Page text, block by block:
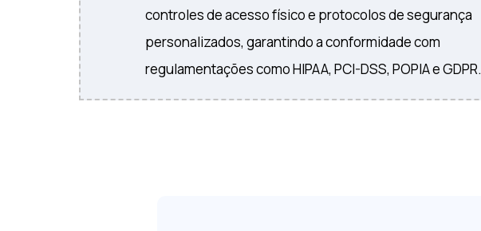
controles de acesso físico e protocolos de segurança
personalizados, garantindo a conformidade com
regulamentações como HIPAA, PCI-DSS, POPIA e GDPR.